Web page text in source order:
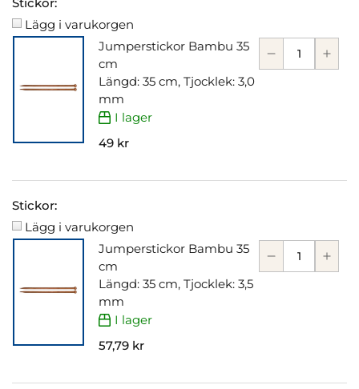
Lägg i varukorgen
Jumperstickor Bambu 35
cm
Längd: 35 cm, Tjocklek: 3,0
mm
I lager
49 kr
Stickor:
Lägg i varukorgen
Jumperstickor Bambu 35
cm
Längd: 35 cm, Tjocklek: 3,5
mm
I lager
57,79 kr